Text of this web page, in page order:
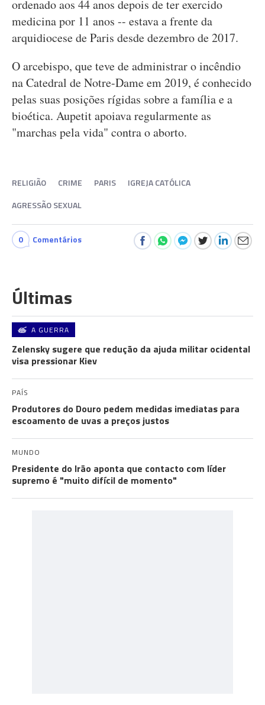
ordenado aos 44 anos depois de ter exercido
medicina por 11 anos -- estava a frente da
arquidiocese de Paris desde dezembro de 2017.
O arcebispo, que teve de administrar o incêndio
na Catedral de Notre-Dame em 2019, é conhecido
pelas suas posições rígidas sobre a família e a
bioética. Aupetit apoiava regularmente as
"marchas pela vida" contra o aborto.
RELIGIÃO CRIME PARIS
IGREJA CATÓLICA
AGRESSÃO SEXUAL
0 Comentários
Últimas
A GUERRA
Zelensky sugere que redução da ajuda militar ocidental
visa pressionar Kiev
PAÍS
Produtores do Douro pedem medidas imediatas para
escoamento de uvas a preços justos
MUNDO
Presidente do Irão aponta que contacto com líder
supremo é "muito difícil de momento"